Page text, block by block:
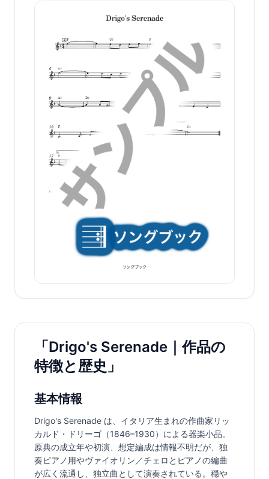
「Drigo's Serenade｜作品の
特徴と歴史」
基本情報
Drigo's Serenade は、イタリア生まれの作曲家リッ
カルド・ドリーゴ（1846–1930）による器楽小品。
原典の成立年や初演、想定編成は情報不明だが、独
奏ピアノ用やヴァイオリン／チェロとピアノの編曲
が広く流通し、独立曲として演奏されている。穏や